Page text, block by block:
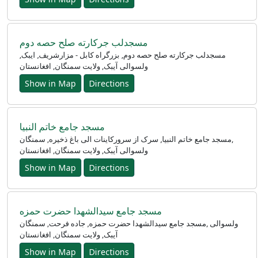
مسجدلب جرکارته صلح حصه دوم
مسجدلب جرکارته صلح حصه دوم, بزرگراه کابل - مزارشریف, ایبک,
ولسوالی آیبک, ولایت سمنگان, افغانستان
Show in Map Directions
مسجد جامع خاتم النبیا
مسجد جامع خاتم النبیا, سرک از سرورکاینات الی باغ ذخیره, سمنگان‎,
ولسوالی آیبک, ولایت سمنگان, افغانستان
Show in Map Directions
مسجد جامع سیدالشهدا حضرت حمزه
مسجد جامع سیدالشهدا حضرت حمزه, جاده فرحت, سمنگان‎, ولسوالی
آیبک, ولایت سمنگان, افغانستان
Show in Map Directions